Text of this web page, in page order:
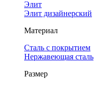
Элит
Элит дизайнерский
Материал
Сталь с покрытием
Нержавеющая сталь
Размер